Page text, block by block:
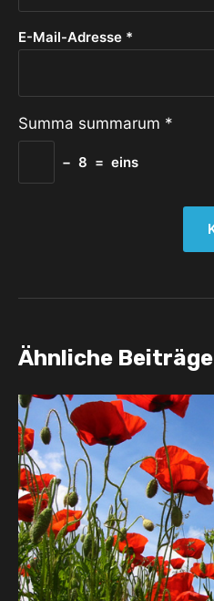
E-Mail-Adresse *
Summa summarum *
− 8 = eins
Ähnliche Beiträge